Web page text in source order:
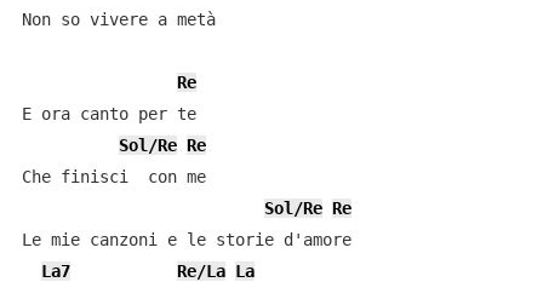
Non so vivere a metà
Re
E ora canto per te
Sol/Re Re
Che finisci  con me
Sol/Re Re
Le mie canzoni e le storie d'amore
La7
Re/La La